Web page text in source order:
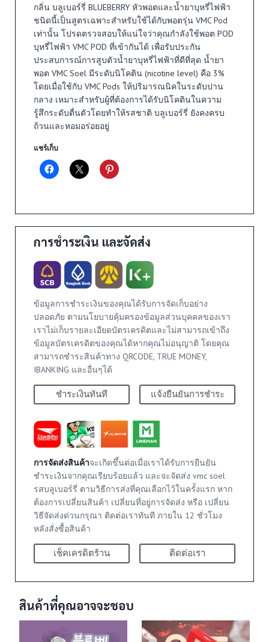
กลิ่น บลูเบอร์รี่ BLUEBERRY หัวพอตและน้ำยาบุหรี่ไฟฟ้า
ชนิดนี้เป็นสูตรเฉพาะสำหรับใช้ได้กับพอตรุ่น VMC Pod
เท่านั้น โปรดตรวจสอบให้แน่ใจว่าคุณกำลังใช้พอต POD
บุหรี่ไฟฟ้า VMC POD ที่เข้ากันได้ เพื่อรับประกัน
ประสบการณ์การสูบตัวน้ำยาบุหรี่ไฟฟ้าที่ดีที่สุด น้ำยา
พอต VMC Soel มีระดับนิโคติน (nicotine level) คือ 3%
โดยเมื่อใช้กับ VMC Pods ให้ปริมารณนิคในระดับปาน
กลาง เหมาะสำหรับผู้ที่ต้องการได้รับนิโคตินในความ
รู้สึกระดับตื่นตัวโดยทำให้รสชาติ บลูเบอร์รี่ ยังคงครบ
ถ้วนและหอมอร่อยอยู่
แชร์เก็บ
การชำระเงิน และจัดส่ง
ข้อมูลการชำระเงินของคุณได้รับการจัดเก็บอย่าง
ปลอดภัย ตามนโยบายคุ้มครองข้อมูลส่วนบุคคลของเรา
เราไม่เก็บรายละเอียดบัตรเครดิตและไม่สามารถเข้าถึง
ข้อมูลบัตรเครดิตของคุณได้หากคุณไม่อนุญาติ โดยคุณ
สามารถชำระสินค้าทาง QRCODE, TRUE MONEY,
IBANKING และอื่นๆได้
ชำระเงินทันที แจ้งยืนยันการชำระ
การจัดส่งสินค้าจะเกิดขึ้นต่อเมื่อเราได้รับการยืนยัน
ชำระเงินจากคุณเรียบร้อยแล้ว และจะจัดส่ง vmc soel
รสบลูเบอร์รี่ ตามวิธีการส่งที่คุณเลือกไว้ในครั้งแรก หาก
ต้องการเปลี่ยนสินค้า เปลี่ยนที่อยู่การจัดส่ง หรือ เปลี่ยน
วิธีจัดส่งด่วนกรุณา ติดต่อเราทันที ภายใน 12 ชั่วโมง
หลังสั่งซื้อสินค้า
เช็คเครดิตร้าน ติดต่อเรา
สินค้าที่คุณอาจจะชอบ